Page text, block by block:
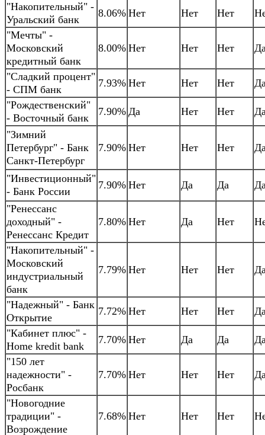
"Накопительный" -
Уральский банк
8.06% Нет Нет Нет
"Мечты" -
Московский
кредитный банк
8.00% Нет Нет Нет
"Сладкий процент"
- СПМ банк
7.93% Нет Нет Нет
"Рождественский"
- Восточный банк
7.90% Да Нет Нет
"Зимний
Петербург" - Банк
Санкт-Петербург
7.90% Нет Нет Нет
"Инвестиционный"
- Банк России
7.90% Нет Да Да
"Ренессанс
доходный" -
Ренессанс Кредит
7.80% Нет Да Нет
"Накопительный" -
Московский
индустриальный
банк
7.79% Нет Нет Нет
"Надежный" - Банк
Открытие
7.72% Нет Нет Нет
"Кабинет плюс" -
Home kredit bank
7.70% Нет Да Да
"150 лет
надежности" -
Росбанк
7.70% Нет Нет Нет
"Новогодние
традиции" -
Возрождение
7.68% Нет Нет Нет